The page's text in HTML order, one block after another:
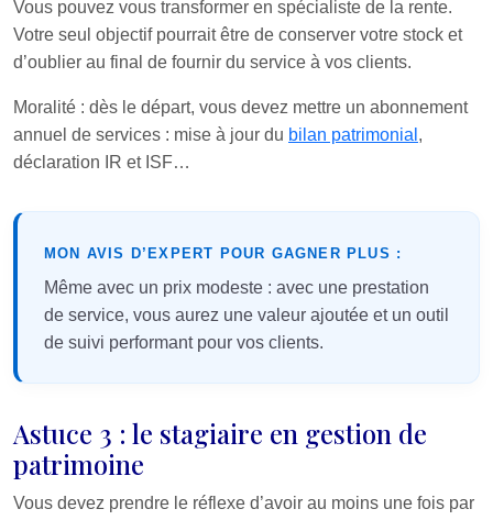
Vous pouvez vous transformer en spécialiste de la rente.
Votre seul objectif pourrait être de conserver votre stock et
d’oublier au final de fournir du service à vos clients.
Moralité : dès le départ, vous devez mettre un abonnement
annuel de services : mise à jour du bilan patrimonial ,
déclaration IR et ISF…
MON AVIS D’EXPERT POUR GAGNER PLUS :
Même avec un prix modeste : avec une prestation
de service, vous aurez une valeur ajoutée et un outil
de suivi performant pour vos clients.
Astuce 3 : le stagiaire en gestion de
patrimoine
Vous devez prendre le réflexe d’avoir au moins une fois par